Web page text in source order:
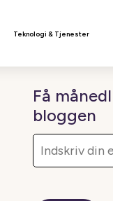
Teknologi & Tjenester
Få
bloggen